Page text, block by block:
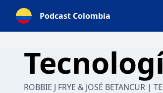
Podcast Colombia
ROBBIE J FRYE & JOSÉ BETANCUR |